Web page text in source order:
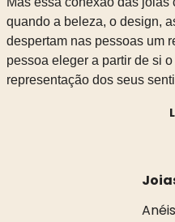
quando a beleza, o design,
despertam nas pessoas um
pessoa eleger a partir de si
representação dos seus
Anéis